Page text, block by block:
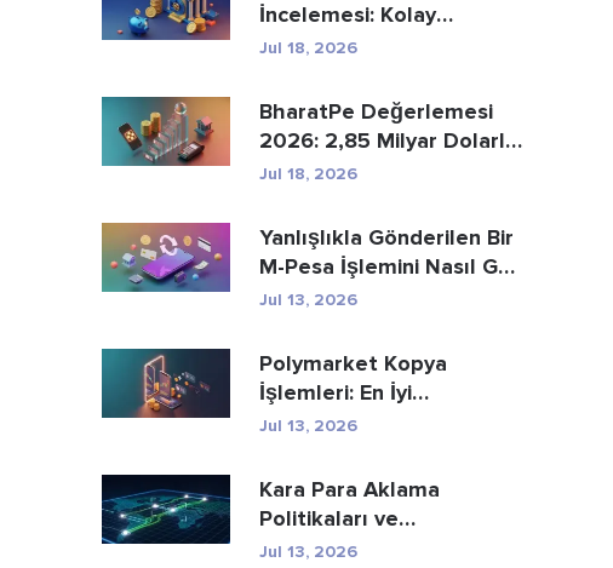
İncelemesi: Kolay
Tasarruf ve Güvenli
Jul 18, 2026
BharatPe Değerlemesi
2026: 2,85 Milyar Dolarlık
Fintech Unicorn ...
Jul 18, 2026
Yanlışlıkla Gönderilen Bir
M-Pesa İşlemini Nasıl Geri
Alabi...
Jul 13, 2026
Polymarket Kopya
İşlemleri: En İyi
Cüzdanları Güvenli Bir Ş...
Jul 13, 2026
Kara Para Aklama
Politikaları ve
Prosedürleri: Eksiksiz Bir
Jul 13, 2026